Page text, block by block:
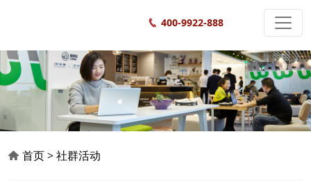
400-9922-888
首页>社群活动